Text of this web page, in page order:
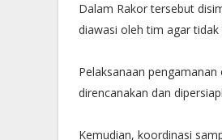
Dalam Rakor tersebut
diawasi oleh tim agar
Pelaksanaan
direncanakan dan
Kemudian, koordinasi